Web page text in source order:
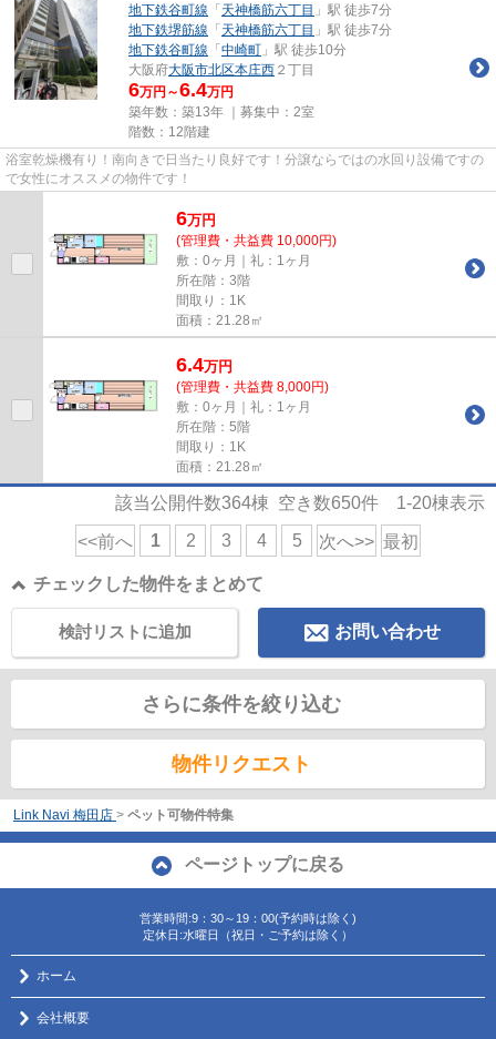
地下鉄谷町線 「 天神橋筋六丁目 」駅 徒歩7分
地下鉄堺筋線 「 天神橋筋六丁目 」駅 徒歩7分
地下鉄谷町線 「 中崎町 」駅 徒歩10分
大阪府大阪市北区本庄西 ２丁目
6万円～6.4万円
築年数：築13年 ｜募集中： 2室
階数：12階建
浴室乾燥機有り！南向きで日当たり良好です！分譲ならではの水回り設備ですの
で女性にオススメの物件です！
6万円
(管理費・共益費 10,000円)
敷：0ヶ月｜礼：1ヶ月
所在階：3階
間取り：1K
面積：21.28㎡
6.4万円
(管理費・共益費 8,000円)
敷：0ヶ月｜礼：1ヶ月
所在階：5階
間取り：1K
面積：21.28㎡
該当公開件数364棟 空き数650件 1-20棟表示
<<前へ 1 2 3 4 5 次へ>> 最初
チェックした物件をまとめて
お問い合わせ
検討リストに追加
さらに条件を絞り込む
物件リクエスト
Link Navi 梅田店 > ペット可物件特集
ページトップに戻る
営業時間:9：30～19：00(予約時は除く)
定休日:水曜日（祝日・ご予約は除く）
ホーム
会社概要